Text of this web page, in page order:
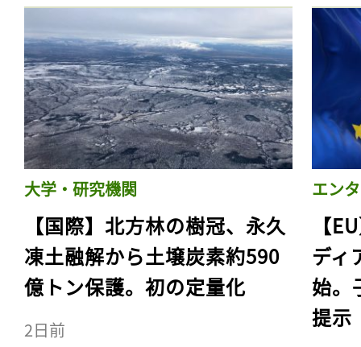
大学・研究機関
【国際】北方林の樹冠、永久
凍土融解から土壌炭素約590
億トン保護。初の定量化
2日前
エン
【
ディ
始。
提示